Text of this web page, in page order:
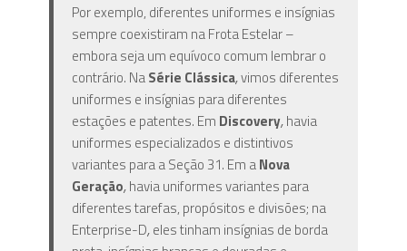
Por exemplo, diferentes uniformes e insígnias
sempre coexistiram na Frota Estelar –
embora seja um equívoco comum lembrar o
contrário. NaSérie Clássica,vimos diferentes
uniformes e insígnias para diferentes
estações e patentes. Em Discovery,havia
uniformes especializados e distintivos
variantes para a Seção 31. Em aNova
Geração,havia uniformes variantes para
diferentes tarefas, propósitos e divisões; na
Enterprise-D,eles tinham insígnias de borda